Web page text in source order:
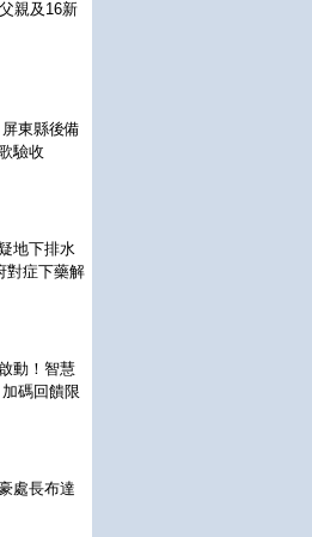
親及16新
東縣後備
驗收
地下排水
對症下藥解
動！智慧
碼回饋限
處長布達